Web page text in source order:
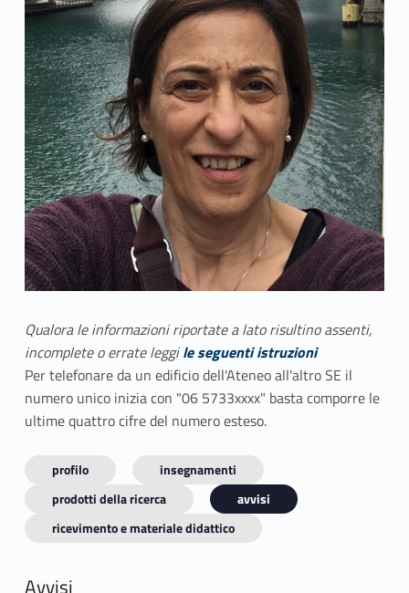
Qualora le informazioni riportate a lato risultino assenti,
incomplete o errate leggile seguenti istruzioni
Per telefonare da un edificio dell'Ateneo all'altro SE il
numero unico inizia con "06 5733xxxx" basta comporre le
ultime quattro cifre del numero esteso.
profilo
insegnamenti
prodotti della ricerca
avvisi
ricevimento e materiale didattico
Avvisi